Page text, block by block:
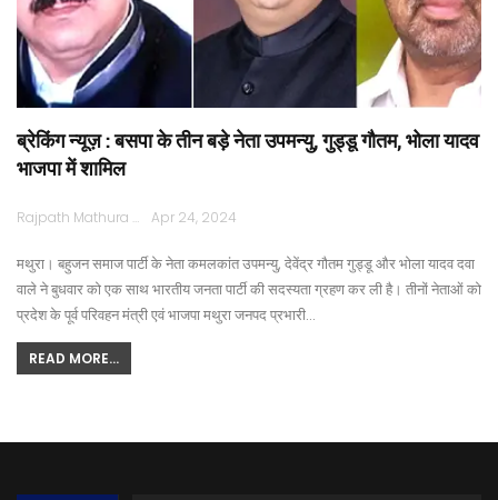
ब्रेकिंग न्यूज़ : बसपा के तीन बड़े नेता उपमन्यु, गुड्डू गौतम, भोला यादव
भाजपा में शामिल
Rajpath Mathura Apr 24, 2024
मथुरा। बहुजन समाज पार्टी के नेता कमलकांत उपमन्यु, देवेंद्र गौतम गुड्डू और भोला यादव दवा
वाले ने बुधवार को एक साथ भारतीय जनता पार्टी की सदस्यता ग्रहण कर ली है। तीनों नेताओं को
प्रदेश के पूर्व परिवहन मंत्री एवं भाजपा मथुरा जनपद प्रभारी…
READ MORE...